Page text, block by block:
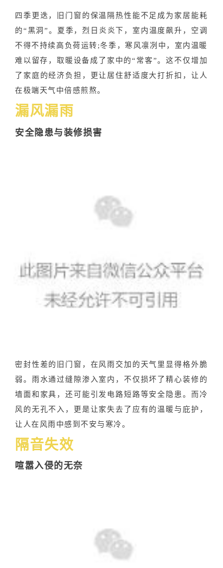
四季更迭，旧门窗的保温隔热性能不足成为家居能耗
的“黑洞”。夏季，烈日炎炎下，室内温度飙升，空调
不得不持续高负荷运转;冬季，寒风凛冽中，室内温暖
难以留存，取暖设备成了家中的“常客”。这不仅增加
了家庭的经济负担，更让居住舒适度大打折扣，让人
在极端天气中倍感煎熬。
漏风漏雨
安全隐患与装修损害
密封性差的旧门窗，在风雨交加的天气里显得格外脆
弱。雨水通过缝隙渗入室内，不仅损坏了精心装修的
墙面和家具，还可能引发电路短路等安全隐患。而冷
风的无孔不入，更是让家失去了应有的温暖与庇护，
让人在风雨中感到不安与寒冷。
隔音失效
喧嚣入侵的无奈